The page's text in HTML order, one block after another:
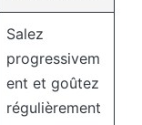
Salez
progressivem
ent et goûtez
régulièrement